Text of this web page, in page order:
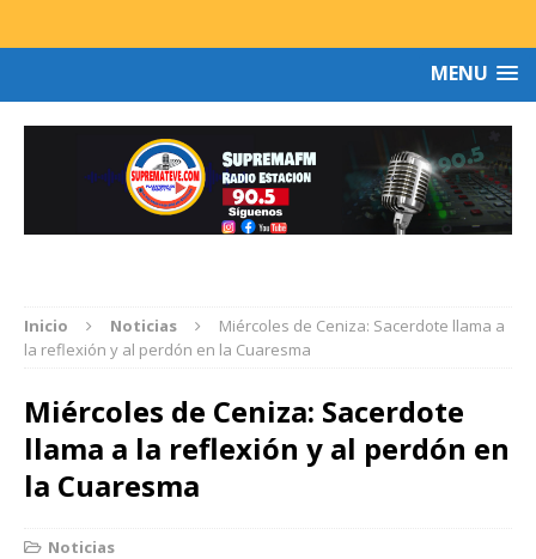
MENU
Inicio Noticias
Miércoles de Ceniza: Sacerdote llama a
la reflexión y al perdón en la Cuaresma
Miércoles de Ceniza: Sacerdote
llama a la reflexión y al perdón en
la Cuaresma
Noticias